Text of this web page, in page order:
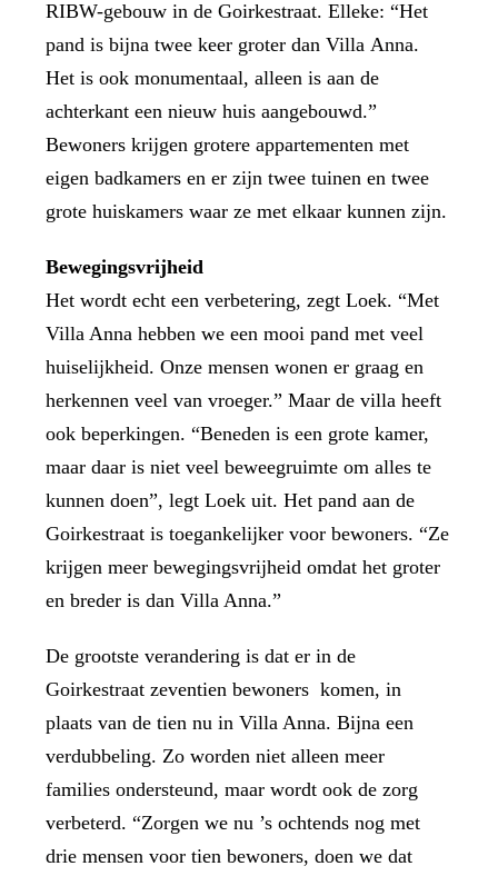
RIBW-gebouw in de Goirkestraat. Elleke: “Het
pand is bijna twee keer groter dan Villa Anna.
Het is ook monumentaal, alleen is aan de
achterkant een nieuw huis aangebouwd.”
Bewoners krijgen grotere appartementen met
eigen badkamers en er zijn twee tuinen en twee
grote huiskamers waar ze met elkaar kunnen zijn.
Bewegingsvrijheid
Het wordt echt een verbetering, zegt Loek. “Met
Villa Anna hebben we een mooi pand met veel
huiselijkheid. Onze mensen wonen er graag en
herkennen veel van vroeger.” Maar de villa heeft
ook beperkingen. “Beneden is een grote kamer,
maar daar is niet veel beweegruimte om alles te
kunnen doen”, legt Loek uit. Het pand aan de
Goirkestraat is toegankelijker voor bewoners. “Ze
krijgen meer bewegingsvrijheid omdat het groter
en breder is dan Villa Anna.”
De grootste verandering is dat er in de
Goirkestraat zeventien bewoners komen, in
plaats van de tien nu in Villa Anna. Bijna een
verdubbeling. Zo worden niet alleen meer
families ondersteund, maar wordt ook de zorg
verbeterd. “Zorgen we nu ’s ochtends nog met
drie mensen voor tien bewoners, doen we dat